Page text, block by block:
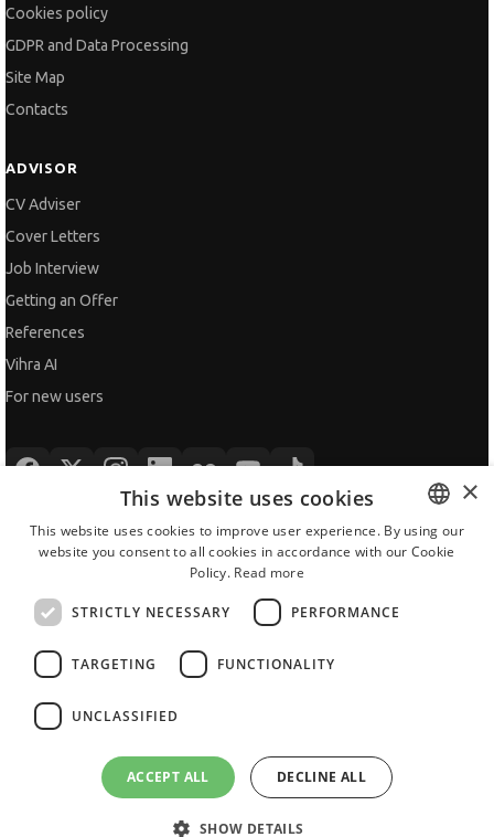
Contacts
ADVISOR
CV Adviser
Job Interview
Getting an Offer
References
Vihra AI
For new users
Copyright © 2000-2026 JobTiger. All rights reserved.
BULGARIAN
×
This website uses cookies
This website uses cookies to improve user experience. By using our
website you consent to all cookies in accordance with our Cookie
Policy. Read more
STRICTLY NECESSARY PERFORMANCE
TARGETING FUNCTIONALITY
UNCLASSIFIED
ACCEPT ALL DECLINE ALL
SHOW DETAILS